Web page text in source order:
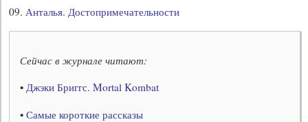
09.Анталья. Достопримечательности
Сейчас в журнале читают:
•Джэки Бриггс. Mortal Kombat
•Самые короткие рассказы